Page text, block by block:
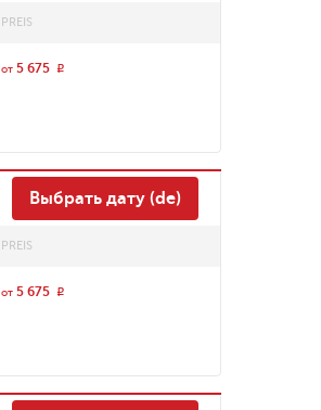
PREIS
от 5 675 r
Выбрать дату (de)
PREIS
от 5 675 r